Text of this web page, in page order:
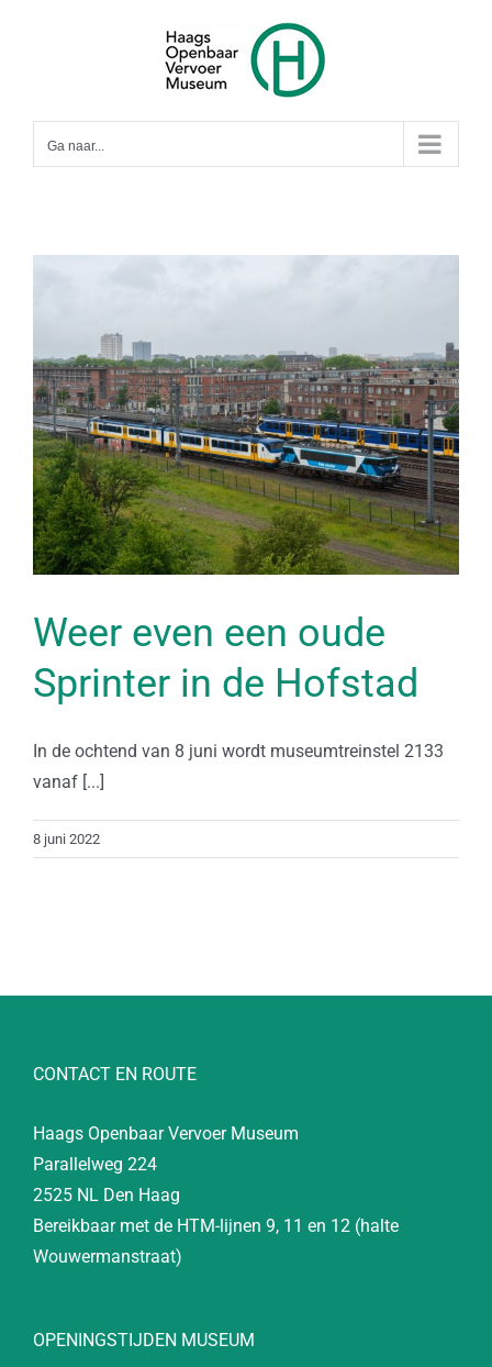
Ga naar...
Weer even een oude
Sprinter in de Hofstad
In de ochtend van 8 juni wordt museumtreinstel 2133
vanaf [...]
8 juni 2022
CONTACT EN ROUTE
Haags Openbaar Vervoer Museum
Parallelweg 224
2525 NL Den Haag
Bereikbaar met de HTM-lijnen 9, 11 en 12 (halte
Wouwermanstraat)
OPENINGSTIJDEN MUSEUM